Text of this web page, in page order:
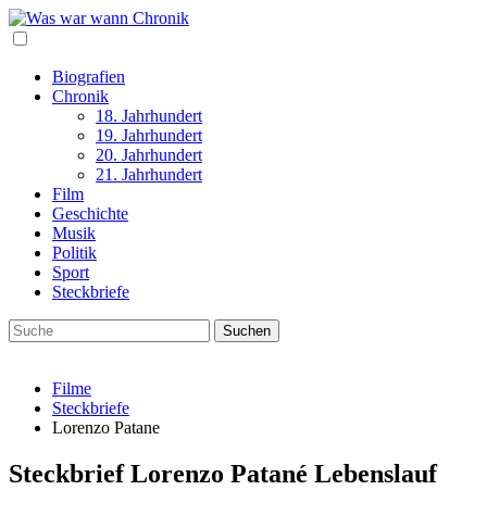
Biografien
Chronik
18. Jahrhundert
19. Jahrhundert
20. Jahrhundert
21. Jahrhundert
Film
Geschichte
Musik
Politik
Sport
Steckbriefe
Filme
Steckbriefe
Lorenzo Patane
Steckbrief Lorenzo Patané Lebenslauf